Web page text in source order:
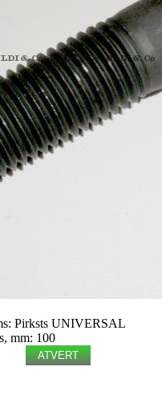
Pirksts UNIVERSAL
mm: 100
ATVERT